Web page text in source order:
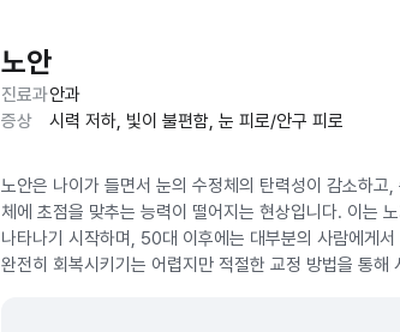
노안
진료과안과
증상
시력 저하, 빛이 불편함, 눈 피로/안구 피로
노안은 나이가 들면서 눈의 수정체의 탄력성이 감소하
체에 초점을 맞추는 능력이 떨어지는 현상입니다. 이는
나타나기 시작하며, 50대 이후에는 대부분의 사람에게
완전히 회복시키기는 어렵지만 적절한 교정 방법을 통해